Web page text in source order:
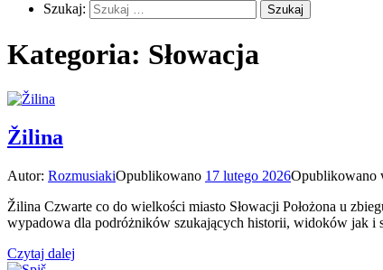
Szukaj:
Kategoria: Słowacja
Žilina
Autor: RozmusiakiOpublikowano 17 lutego 2026Opublikowano
Žilina Czwarte co do wielkości miasto Słowacji Położona u
wypadowa dla podróżników szukających historii, widoków jak i
Czytaj dalej